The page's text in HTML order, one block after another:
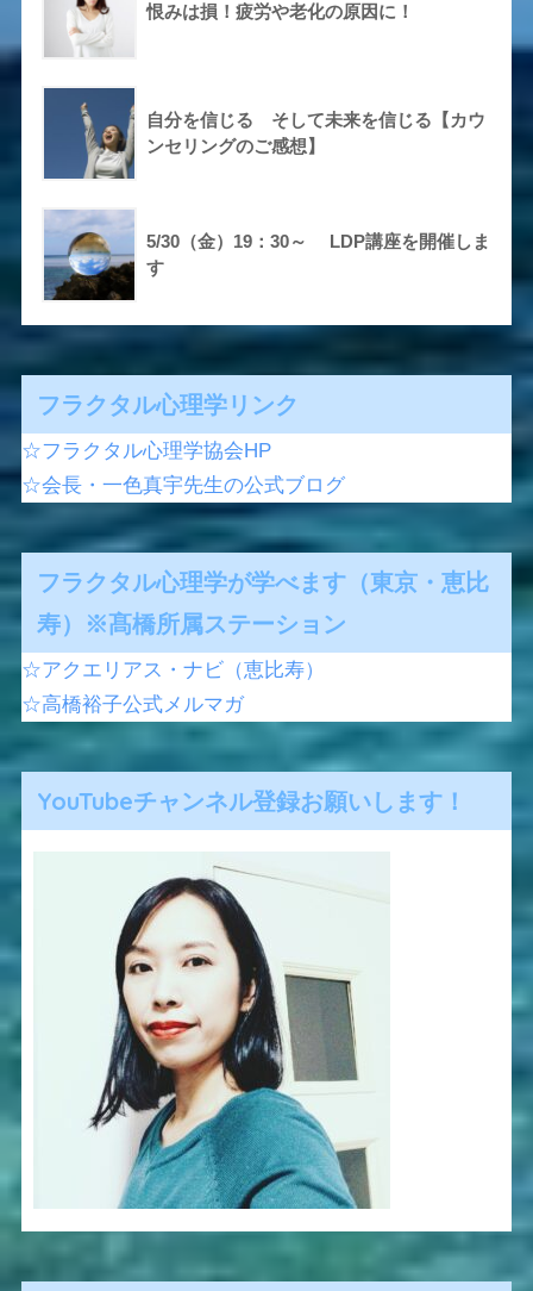
恨みは損！疲労や老化の原因に！
自分を信じる そして未来を信じる【カウ
ンセリングのご感想】
5/30（金）19：30～ LDP講座を開催しま
す
フラクタル心理学リンク
☆フラクタル心理学協会HP
☆会長・一色真宇先生の公式ブログ
フラクタル心理学が学べます（東京・恵比
寿）※髙橋所属ステーション
☆アクエリアス・ナビ（恵比寿）
☆高橋裕子公式メルマガ
YouTubeチャンネル登録お願いします！